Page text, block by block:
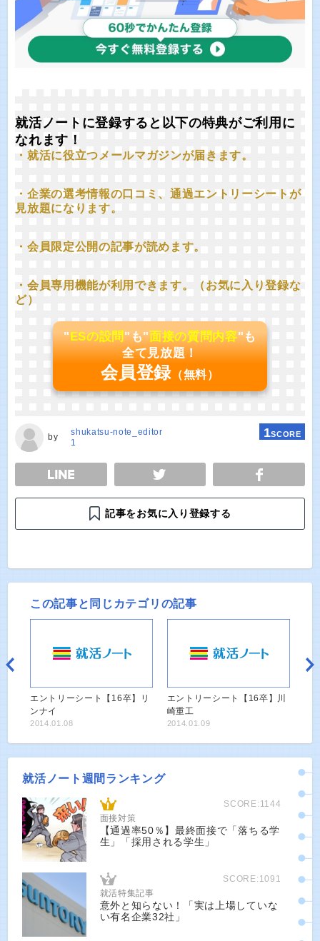
就活ノートに登録すると以下の特典がご利用に
なれます！
・就活に役立つメールマガジンが届きます。
・企業の選考情報の口コミ、通過エントリーシートが
見放題になります。
・会員限定公開の記事が読めます。
・会員専用機能が利用できます。（お気に入り登録な
ど）
"ESの設問"も"面接の質問内容"も
全て見放題！
会員登録 （無料）
by
shukatsu-note_editor
1
1SCORE
TWEET
記事をお気に入り登録する
この記事と同じカテゴリの記事
エントリーシート【16卒】リ
ンナイ
2014.01.08
エントリーシート【16卒】川
崎重工
2014.01.09
就活ノート週間ランキング
SCORE:1144
面接対策
【通過率50％】最終面接で「落ちる学
生」「採用される学生」
SCORE:1091
就活特集記事
意外と知らない！「実は上場していな
い有名企業32社」